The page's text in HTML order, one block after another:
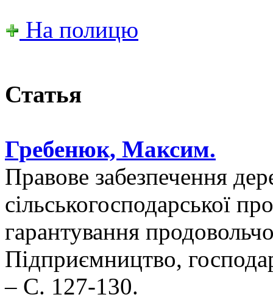
На полицю
Статья
Гребенюк, Максим.
Правове забезпечення
сільськогосподарської
гарантування
Підприємництво,
– С. 127-130.